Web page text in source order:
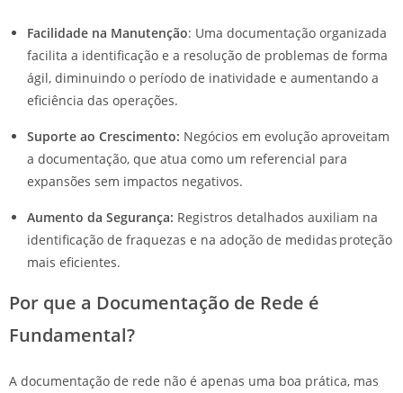
Facilidade na Manutenção: Uma documentação organizada
facilita a identificação e a resolução de problemas de forma
ágil, diminuindo o período de inatividade e aumentando a
eficiência das operações.
Suporte ao Crescimento: Negócios em evolução aproveitam
a documentação, que atua como um referencial para
expansões sem impactos negativos.
Aumento da Segurança: Registros detalhados auxiliam na
identificação de fraquezas e na adoção de medidas proteção
mais eficientes.
Por que a Documentação de Rede é
Fundamental?
A documentação de rede não é apenas uma boa prática, mas